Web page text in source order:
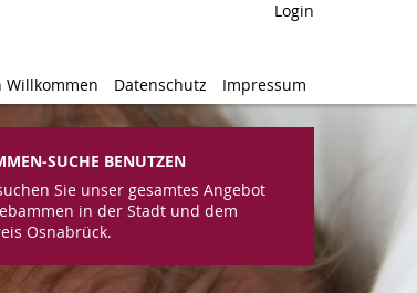
Login
Willkommen Datenschutz Impressum
Login
Willkommen Datenschutz Impressum
SUCHE BENUTZEN
Sie unser gesamtes Angebot
in der Stadt und dem
Osnabrück.